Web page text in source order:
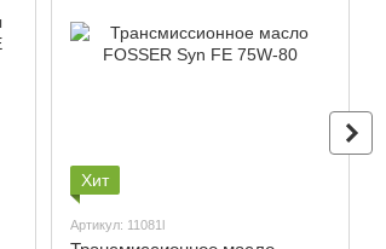
Хит
Артикул: 11081l